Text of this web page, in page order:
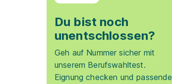
Du bist noch
unentschlossen?
Geh auf Nummer sicher mit
unserem Berufswahltest.
Eignung checken und passende